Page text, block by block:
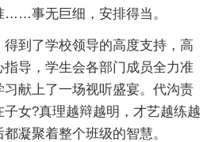
……事无巨细，安排得当。
到了学校领导的高度支持，高
导，学生会各部门成员全力准
献上了一场视听盛宴。代沟责
女?真理越辩越明，才艺越练越
凝聚着整个班级的智慧。